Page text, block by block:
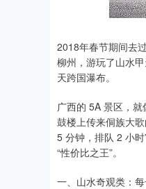
2018年春节期间去
柳州，游玩了山水
天跨国瀑布。
广西的 5A 景区，
鼓楼上传来侗族大
5 分钟，排队 2 小
“性价比之王”。
一、山水奇观类：